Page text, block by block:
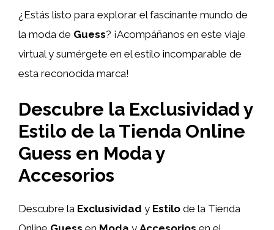
¿Estás listo para explorar el fascinante mundo de
la moda de Guess? ¡Acompáñanos en este viaje
virtual y sumérgete en el estilo incomparable de
esta reconocida marca!
Descubre la Exclusividad y
Estilo de la Tienda Online
Guess en Moda y
Accesorios
Descubre la Exclusividad y Estilo de la Tienda